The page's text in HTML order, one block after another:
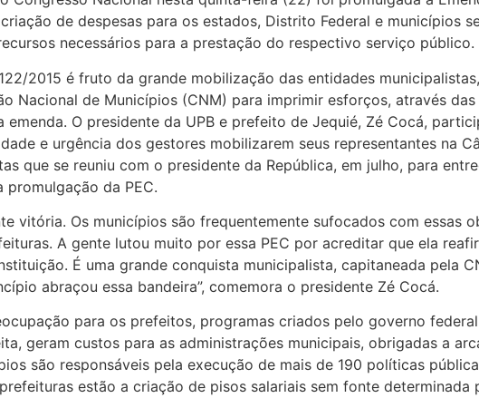
de despesas para os estados, Distrito Federal e municípios
necessários para a prestação do respectivo serviço público.
2015 é fruto da grande mobilização das entidades
Nacional de Municípios (CNM) para imprimir esforços, através
emenda. O presidente da UPB e prefeito de Jequié, Zé Cocá,
e urgência dos gestores mobilizarem seus representantes na
que se reuniu com o presidente da República, em julho, para
promulgação da PEC.
vitória. Os municípios são frequentemente sufocados com essas
A gente lutou muito por essa PEC por acreditar que ela
É uma grande conquista municipalista, capitaneada pela
abraçou essa bandeira”, comemora o presidente Zé Cocá.
para os prefeitos, programas criados pelo governo
geram custos para as administrações municipais, obrigadas a
são responsáveis pela execução de mais de 190 políticas
estão a criação de pisos salariais sem fonte